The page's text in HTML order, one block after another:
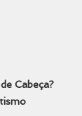
Cabeça?